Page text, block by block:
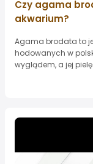
Czy agama
akwarium?
Agama brodata to
hodowanych w
wyglądem, a jej